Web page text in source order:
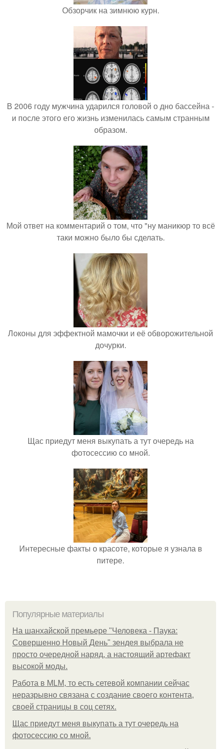
Обзорчик на зимнюю курн.
В 2006 году мужчина ударился головой о дно бассейна -
и после этого его жизнь изменилась самым странным
образом.
Мой ответ на комментарий о том, что "ну маникюр то всё
таки можно было бы сделать.
Локоны для эффектной мамочки и её обворожительной
дочурки.
Щас приедут меня выкупать а тут очередь на
фотосессию со мной.
Интересные факты о красоте, которые я узнала в
питере.
Популярные материалы
На шанхайской премьере "Человека - Паука:
Совершенно Новый День" зендея выбрала не
просто очередной наряд, а настоящий артефакт
высокой моды.
Работа в MLM, то есть сетевой компании сейчас
неразрывно связана с создание своего контента,
своей страницы в соц сетях.
Щас приедут меня выкупать а тут очередь на
фотосессию со мной.